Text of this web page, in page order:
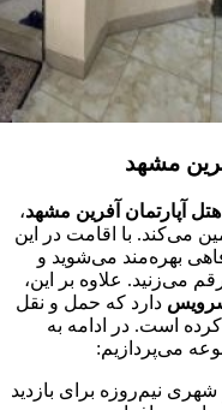
مشهد
هتل آپارتمان آفرین مشهد،
می‌کند. با اقامت در این
بهره‌مند می‌شوید و
می‌زنید. علاوه بر این،
دارد که حمل و نقل
است. در ادامه به
می‌پردازیم:
نیم‌روزه برای بازدید